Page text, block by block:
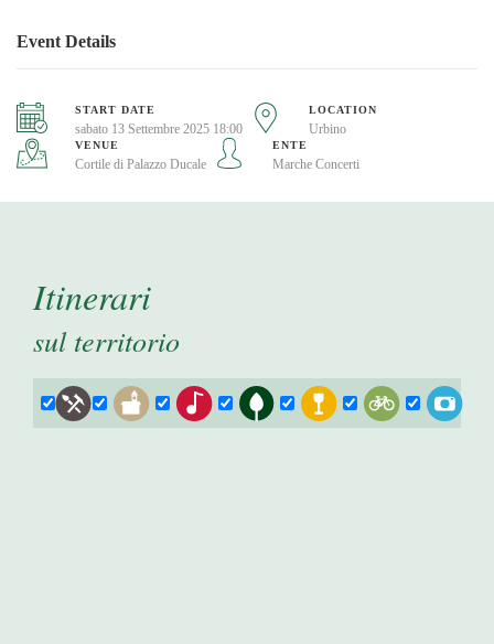
Event Details
START DATE
sabato 13 Settembre 2025 18:00
LOCATION
Urbino
VENUE
Cortile di Palazzo Ducale
ENTE
Marche Concerti
Itinerari
sul territorio